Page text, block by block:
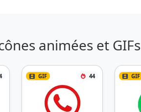
animées et GIFs
GIF 44 GIF